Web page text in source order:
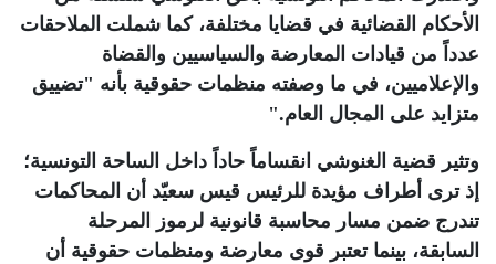
الأحكام القضائية في قضايا مختلفة، كما شملت الملاحقات
عدداً من قيادات المعارضة والسياسيين والقضاة
والإعلاميين، في ما وصفته منظمات حقوقية بأنه "تضييق
متزايد على المجال العام".
وتثير قضية الغنوشي انقساماً حاداً داخل الساحة التونسية؛
إذ ترى أطراف مؤيدة للرئيس قيس سعيّد أن المحاكمات
تندرج ضمن مسار محاسبة قانونية لرموز المرحلة
السابقة، بينما تعتبر قوى معارضة ومنظمات حقوقية أن